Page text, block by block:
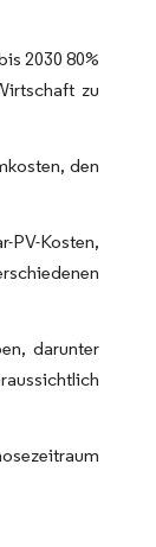
2030 80%
zu
den
Kosten,
darunter